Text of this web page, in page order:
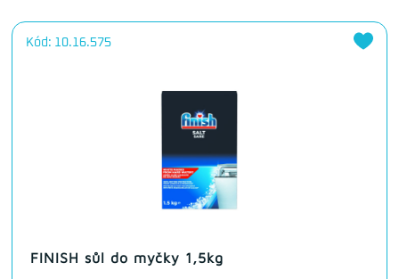
Kód: 10.16.575
FINISH sůl do myčky 1,5kg